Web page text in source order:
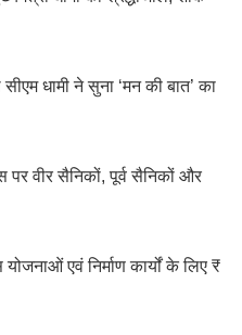
धामी ने सुना ‘मन की बात’ का
पर वीर सैनिकों, पूर्व सैनिकों और
एवं निर्माण कार्यों के लिए ₹